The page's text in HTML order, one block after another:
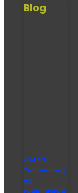
Blog
Cerca
Technology
es
reconocido